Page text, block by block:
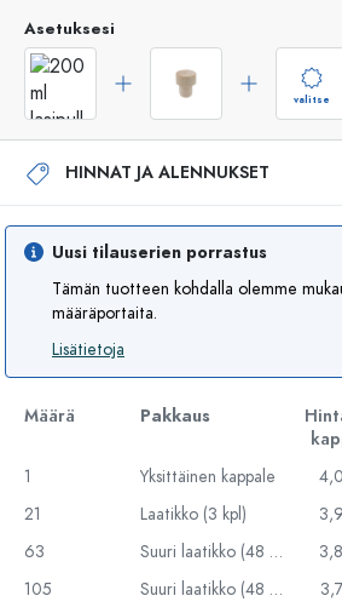
Asetuksesi
valitse
HINNAT JA ALENNUKSET
Uusi tilauserien porrastus
Tämän tuotteen kohdalla olemme
määräportaita.
Lisätietoja
Määrä Pakkaus
1 Yksittäinen kappale
21
Laatikko (3 kpl)
63
Suuri laatikko (48 kpl)
105
Suuri laatikko (48 kpl)